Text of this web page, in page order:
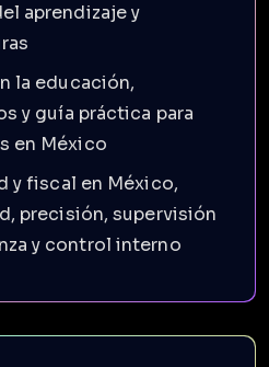
aprendizaje y
la educación,
y guía práctica para
en México
y fiscal en México,
precisión, supervisión
y control interno